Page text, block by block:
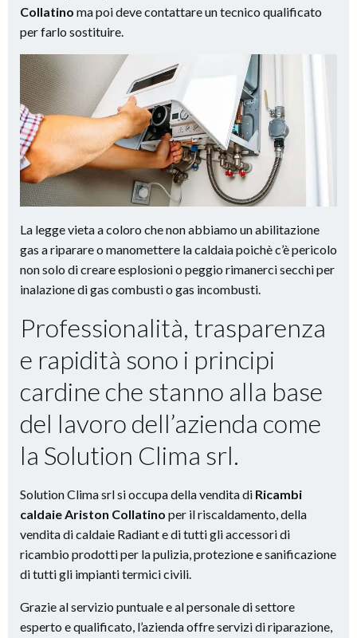
Collatino ma poi deve contattare un tecnico qualificato
per farlo sostituire.
La legge vieta a coloro che non abbiamo un abilitazione
gas a riparare o manomettere la caldaia poichè c’è pericolo
non solo di creare esplosioni o peggio rimanerci secchi per
inalazione di gas combusti o gas incombusti.
Professionalità, trasparenza
e rapidità sono i principi
cardine che stanno alla base
del lavoro dell’azienda come
la Solution Clima srl.
Solution Clima srl si occupa della vendita di Ricambi
caldaie Ariston Collatino per il riscaldamento, della
vendita di caldaie Radiant e di tutti gli accessori di
ricambio prodotti per la pulizia, protezione e sanificazione
di tutti gli impianti termici civili.
Grazie al servizio puntuale e al personale di settore
esperto e qualificato, l’azienda offre servizi di riparazione,